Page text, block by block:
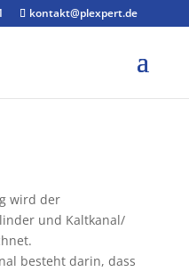
kontakt@plexpert.de
wird der
und Kaltkanal/
besteht darin, dass